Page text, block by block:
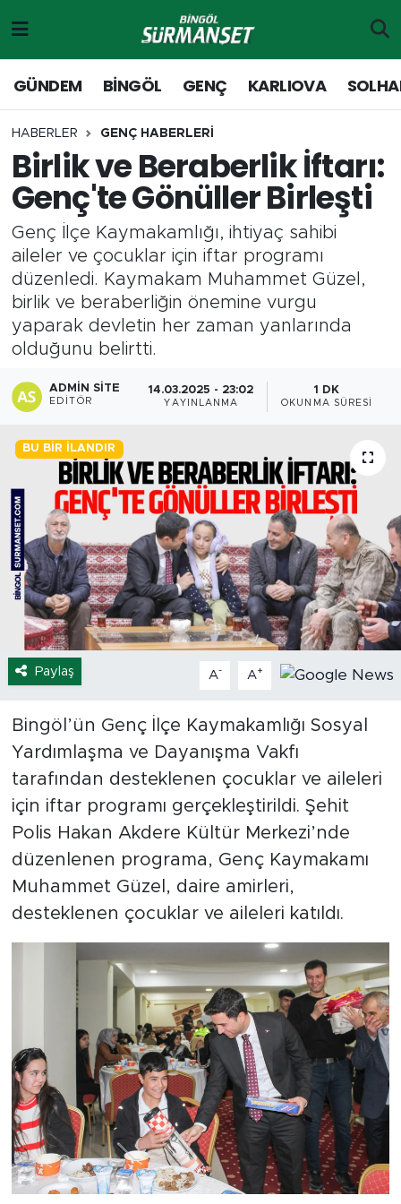
GÜNDEM BİNGÖL GENÇ KARLIOVA
HABERLER GENÇ HABERLERİ
Birlik ve Beraberlik İftarı:
Genç'te Gönüller Birleşti
Genç İlçe Kaymakamlığı, ihtiyaç sahibi
aileler ve çocuklar için iftar programı
düzenledi. Kaymakam Muhammet Güzel,
birlik ve beraberliğin önemine vurgu
yaparak devletin her zaman yanlarında
olduğunu belirtti.
ADMIN SITE
EDITÖR
14.03.2025 - 23:02
YAYINLANMA
1 DK
OKUNMA SÜRESI
BU BIR İLANDIR
Paylaş A- A+
Bingöl’ün Genç İlçe Kaymakamlığı Sosyal
Yardımlaşma ve Dayanışma Vakfı
tarafından desteklenen çocuklar ve aileleri
için iftar programı gerçekleştirildi. Şehit
Polis Hakan Akdere Kültür Merkezi’nde
düzenlenen programa, Genç Kaymakamı
Muhammet Güzel, daire amirleri,
desteklenen çocuklar ve aileleri katıldı.
Genç
Solhan
Karlıova
Adaklı-Kiğı
Yayladere-Yedisu
MD Prestij Dergisi
Siyaset
Yaşam
Sağlık
Eğitim
Ekonomi
Hava Durumu
Bingöl Kaza Haberleri
Merkez Hava Durumu
Merkez Trafik Yoğunluk Haritası
Süper Lig Puan Durumu ve Fikstür
Tüm Manşetler
Son Dakika Haberleri
Haber Arşivi